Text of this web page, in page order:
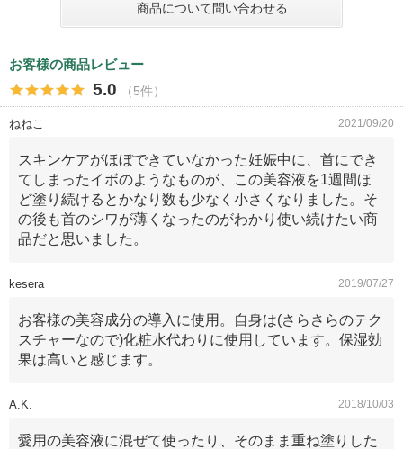
商品について問い合わせる
お客様の商品レビュー
5.0 （5件）
ねねこ 2021/09/20
スキンケアがほぼできていなかった妊娠中に、首にでき
てしまったイボのようなものが、この美容液を1週間ほ
ど塗り続けるとかなり数も少なく小さくなりました。そ
の後も首のシワが薄くなったのがわかり使い続けたい商
品だと思いました。
kesera 2019/07/27
お客様の美容成分の導入に使用。自身は(さらさらのテク
スチャーなので)化粧水代わりに使用しています。保湿効
果は高いと感じます。
A.K. 2018/10/03
愛用の美容液に混ぜて使ったり、そのまま重ね塗りした